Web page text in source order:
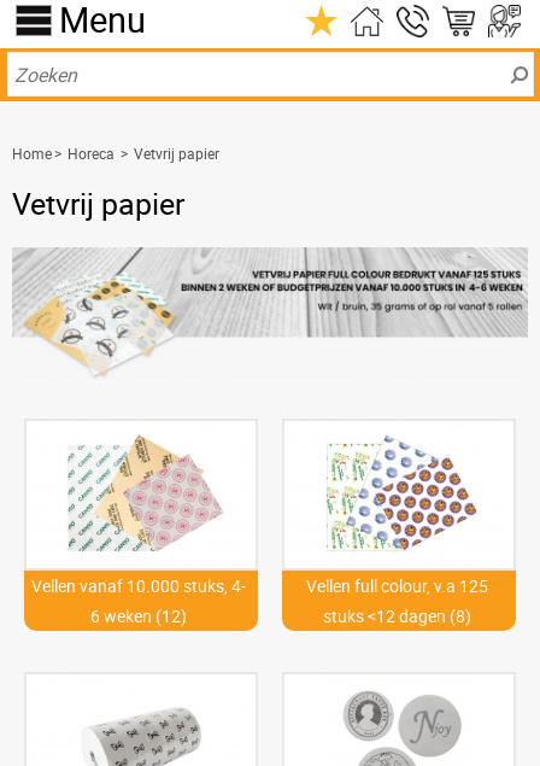
Menu
Home> Horeca > Vetvrij papier
Vetvrij papier
Vellen vanaf 10.000 stuks, 4-
6 weken (12)
Vellen full colour, v.a 125
stuks <12 dagen (8)